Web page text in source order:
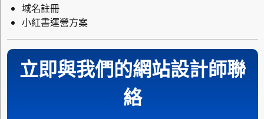
域名註冊
小紅書運營方案
立即與我們的網站設計師聯
絡